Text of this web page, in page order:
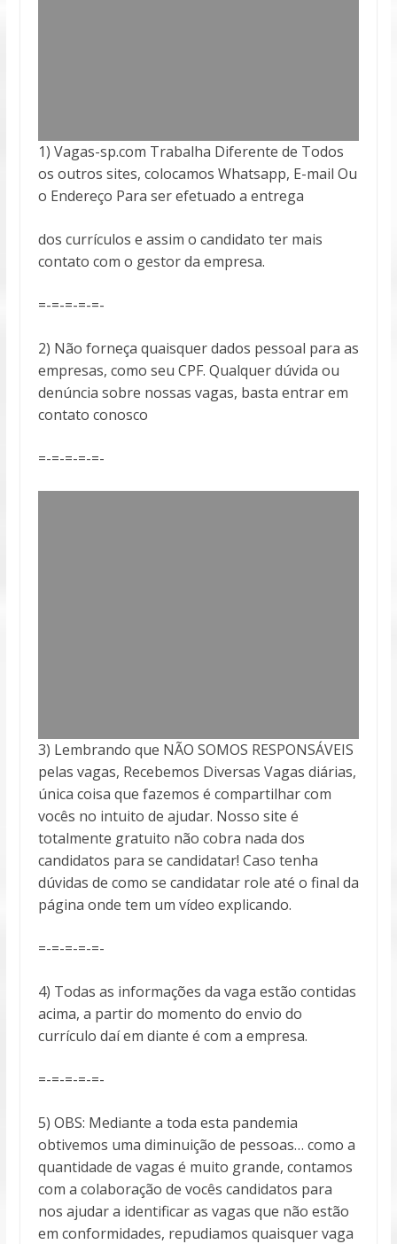
1) Vagas-sp.com Trabalha Diferente de Todos
os outros sites, colocamos Whatsapp, E-mail Ou
o Endereço Para ser efetuado a entrega
dos currículos e assim o candidato ter mais
contato com o gestor da empresa.
=-=-=-=-=-
2) Não forneça quaisquer dados pessoal para as
empresas, como seu CPF. Qualquer dúvida ou
denúncia sobre nossas vagas, basta entrar em
contato conosco
=-=-=-=-=-
3) Lembrando que NÃO SOMOS RESPONSÁVEIS
pelas vagas, Recebemos Diversas Vagas diárias,
única coisa que fazemos é compartilhar com
vocês no intuito de ajudar. Nosso site é
totalmente gratuito não cobra nada dos
candidatos para se candidatar! Caso tenha
dúvidas de como se candidatar role até o final da
página onde tem um vídeo explicando.
=-=-=-=-=-
4) Todas as informações da vaga estão contidas
acima, a partir do momento do envio do
currículo daí em diante é com a empresa.
=-=-=-=-=-
5) OBS: Mediante a toda esta pandemia
obtivemos uma diminuição de pessoas… como a
quantidade de vagas é muito grande, contamos
com a colaboração de vocês candidatos para
nos ajudar a identificar as vagas que não estão
em conformidades, repudiamos quaisquer vaga